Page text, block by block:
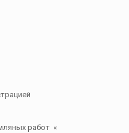
работ «